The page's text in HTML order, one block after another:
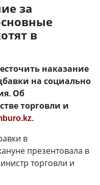
за
в
наказание
на социально
Об
торговли и
.
в
презентовала в
торговли и